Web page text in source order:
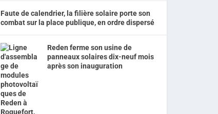
Faute de calendrier, la filière solaire porte son
combat sur la place publique, en ordre dispersé
Reden ferme son usine de
panneaux solaires dix-neuf mois
après son inauguration